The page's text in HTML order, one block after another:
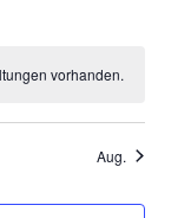
vorhanden.
Aug.